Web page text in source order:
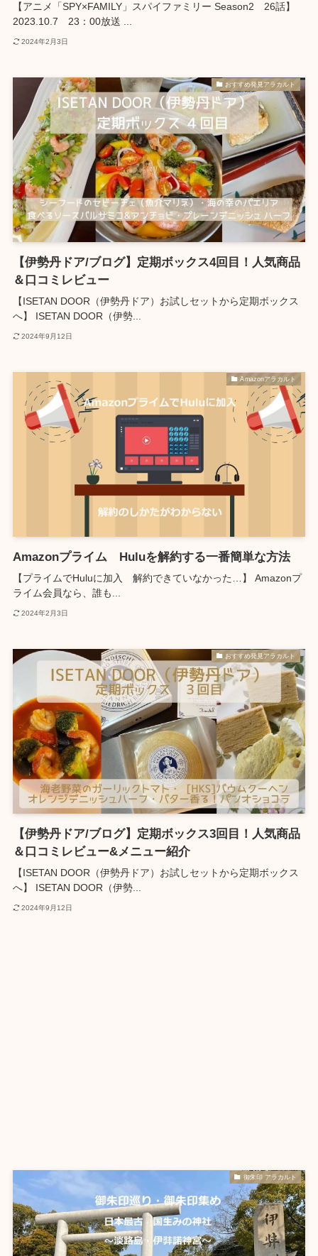
【アニメ「SPY×FAMILY」スパイファミリー Season2 26話】
2023.10.7 23：00放送 ...
2024年2月3日
おすすめ発見アラカルト
【伊勢丹ドア/ブログ】定期ボックス4回目！人気商品
＆口コミレビュー
【ISETAN DOOR（伊勢丹ドア）お試しセットから定期ボックス
へ】 ISETAN DOOR（伊勢...
2024年9月12日
Amazonアラカルト
Amazonプライム Huluを解約する一番簡単な方法
【プライムでHuluに加入 解約できていなかった…】 Amazonプ
ライム会員なら、誰も...
2024年2月3日
おすすめ発見アラカルト
【伊勢丹ドア/ブログ】定期ボックス3回目！人気商品
＆口コミレビュー&メニュー紹介
【ISETAN DOOR（伊勢丹ドア）お試しセットから定期ボックス
へ】 ISETAN DOOR（伊勢...
2024年9月12日
御朱印 アラカルト